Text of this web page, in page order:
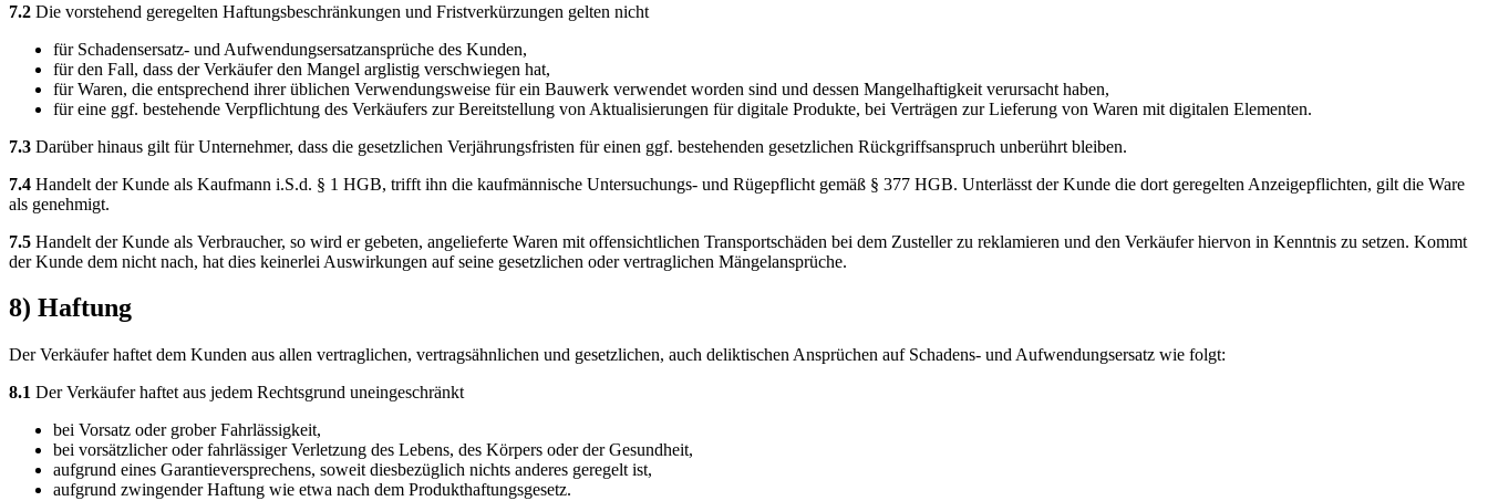
7.2 Die vorstehend geregelten Haftungsbeschränkungen und Fristverkürzungen gelten nicht
für Schadensersatz- und Aufwendungsersatzansprüche des Kunden,
für den Fall, dass der Verkäufer den Mangel arglistig verschwiegen hat,
für Waren, die entsprechend ihrer üblichen Verwendungsweise für ein Bauwerk verwendet worden sind und dessen Mangelhaftigkeit verursacht haben,
für eine ggf. bestehende Verpflichtung des Verkäufers zur Bereitstellung von Aktualisierungen für digitale Produkte, bei Verträgen zur Lieferung von Waren mit digitalen Elementen.
7.3 Darüber hinaus gilt für Unternehmer, dass die gesetzlichen Verjährungsfristen für einen ggf. bestehenden gesetzlichen Rückgriffsanspruch unberührt bleiben.
7.4 Handelt der Kunde als Kaufmann i.S.d. § 1 HGB, trifft ihn die kaufmännische Untersuchungs- und Rügepflicht gemäß § 377 HGB. Unterlässt der Kunde die dort geregelten Anzeigepflichten, gilt die Ware
als genehmigt.
7.5 Handelt der Kunde als Verbraucher, so wird er gebeten, angelieferte Waren mit offensichtlichen Transportschäden bei dem Zusteller zu reklamieren und den Verkäufer hiervon in Kenntnis zu setzen. Kommt
der Kunde dem nicht nach, hat dies keinerlei Auswirkungen auf seine gesetzlichen oder vertraglichen Mängelansprüche.
8) Haftung
Der Verkäufer haftet dem Kunden aus allen vertraglichen, vertragsähnlichen und gesetzlichen, auch deliktischen Ansprüchen auf Schadens- und Aufwendungsersatz wie folgt:
8.1 Der Verkäufer haftet aus jedem Rechtsgrund uneingeschränkt
bei Vorsatz oder grober Fahrlässigkeit,
bei vorsätzlicher oder fahrlässiger Verletzung des Lebens, des Körpers oder der Gesundheit,
aufgrund eines Garantieversprechens, soweit diesbezüglich nichts anderes geregelt ist,
aufgrund zwingender Haftung wie etwa nach dem Produkthaftungsgesetz.